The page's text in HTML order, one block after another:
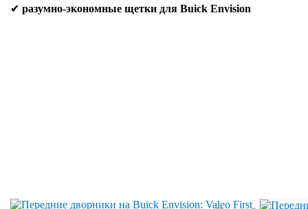
✔ разумно-экономные щетки для Buick Envision